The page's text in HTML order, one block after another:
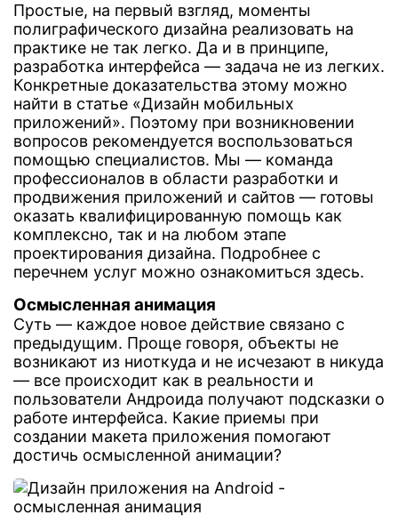
Простые, на первый взгляд, моменты
полиграфического дизайна реализовать на
практике не так легко. Да и в принципе,
разработка интерфейса — задача не из легких.
Конкретные доказательства этому можно
найти в статье «Дизайн мобильных
приложений». Поэтому при возникновении
вопросов рекомендуется воспользоваться
помощью специалистов. Мы — команда
профессионалов в области разработки и
продвижения приложений и сайтов — готовы
оказать квалифицированную помощь как
комплексно, так и на любом этапе
проектирования дизайна. Подробнее с
перечнем услуг можно ознакомиться здесь.
Осмысленная анимация
Суть — каждое новое действие связано с
предыдущим. Проще говоря, объекты не
возникают из ниоткуда и не исчезают в никуда
— все происходит как в реальности и
пользователи Андроида получают подсказки о
работе интерфейса. Какие приемы при
создании макета приложения помогают
достичь осмысленной анимации?